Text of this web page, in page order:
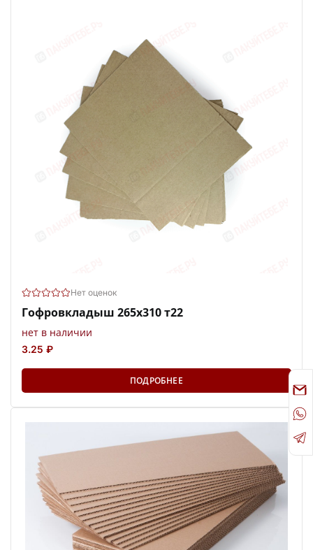
Нет оценок
Гофровкладыш 265х310 т22
нет в наличии
3.25 ₽
ПОДРОБНЕЕ